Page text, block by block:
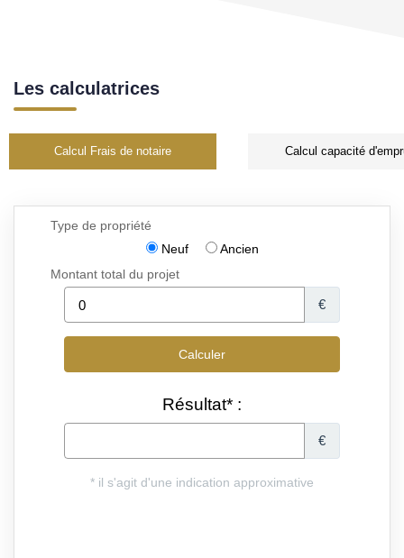
Les calculatrices
Calcul Frais de notaire Calcul capacité